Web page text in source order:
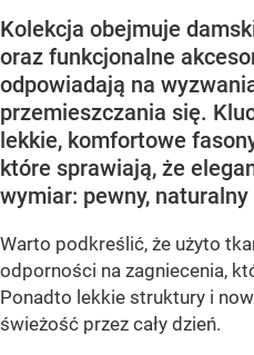
Kolekcja obejmuje
oraz funkcjonalne
odpowiadają na
przemieszczania się.
lekkie, komfortowe
które sprawiają, że
wymiar: pewny,
Warto podkreślić, że użyto
odporności na zagniecenia,
Ponadto lekkie struktury i
świeżość przez cały dzień.